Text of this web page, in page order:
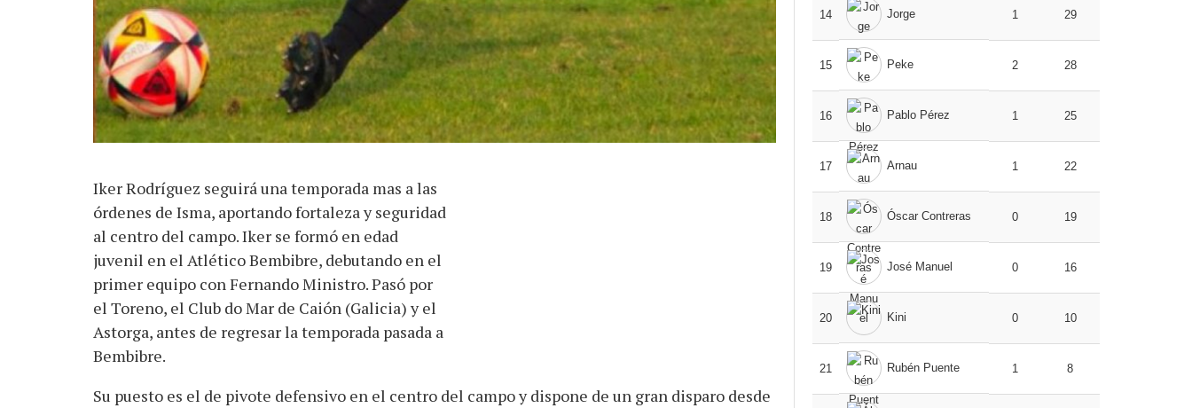
Iker Rodríguez seguirá una temporada mas a las
órdenes de Isma, aportando fortaleza y seguridad
al centro del campo. Iker se formó en edad
juvenil en el Atlético Bembibre, debutando en el
primer equipo con Fernando Ministro. Pasó por
el Toreno, el Club do Mar de Caión (Galicia) y el
Astorga, antes de regresar la temporada pasada a
Bembibre.
Su puesto es el de pivote defensivo en el centro del campo y dispone de un gran disparo desde
14 Jorge 1 29
15 Peke 2 28
16 Pablo Pérez 1 25
17 Arnau 1 22
18 Óscar Contreras 0 19
19 José Manuel 0 16
20 Kini 0 10
21 Rubén Puente 1 8